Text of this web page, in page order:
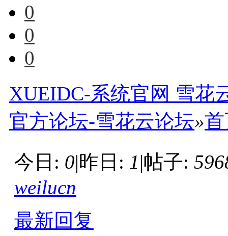
0
0
0
XUEIDC-系统官网 雪花
官方论坛-雪花云论坛»
今日: 0|昨日: 1|帖子:
weilucn
最新回复